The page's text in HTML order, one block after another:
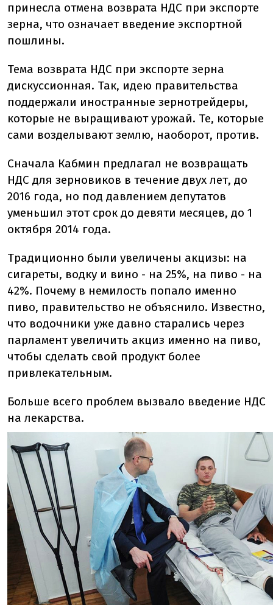
принесла отмена возврата НДС при экспорте
зерна, что означает введение экспортной
пошлины.
Тема возврата НДС при экспорте зерна
дискуссионная. Так, идею правительства
поддержали иностранные зернотрейдеры,
которые не выращивают урожай. Те, которые
сами возделывают землю, наоборот, против.
Сначала Кабмин предлагал не возвращать
НДС для зерновиков в течение двух лет, до
2016 года, но под давлением депутатов
уменьшил этот срок до девяти месяцев, до 1
октября 2014 года.
Традиционно были увеличены акцизы: на
сигареты, водку и вино - на 25%, на пиво - на
42%. Почему в немилость попало именно
пиво, правительство не объяснило. Известно,
что водочники уже давно старались через
парламент увеличить акциз именно на пиво,
чтобы сделать свой продукт более
привлекательным.
Больше всего проблем вызвало введение НДС
на лекарства.